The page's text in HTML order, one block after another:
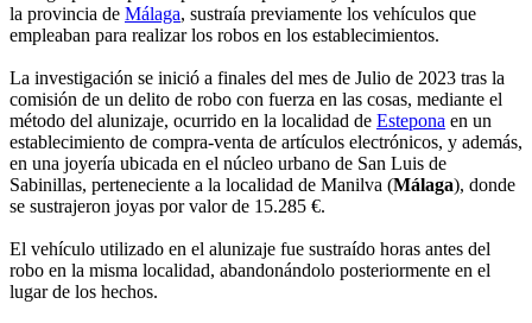
la provincia de Málaga, sustraía previamente los vehículos que
empleaban para realizar los robos en los establecimientos.
La investigación se inició a finales del mes de Julio de 2023 tras la
comisión de un delito de robo con fuerza en las cosas, mediante el
método del alunizaje, ocurrido en la localidad de Estepona en un
establecimiento de compra-venta de artículos electrónicos, y además,
en una joyería ubicada en el núcleo urbano de San Luis de
Sabinillas, perteneciente a la localidad de Manilva (Málaga), donde
se sustrajeron joyas por valor de 15.285 €.
El vehículo utilizado en el alunizaje fue sustraído horas antes del
robo en la misma localidad, abandonándolo posteriormente en el
lugar de los hechos.